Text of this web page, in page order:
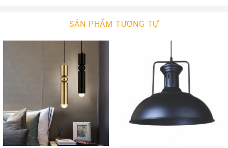
Phần đui đèn màu xi vàng tinh tế, tạo điểm nhấn
cho không gian. Sự kết hợp giữa thủy tinh và hợp
kim xi vàng không chỉ mang đến một vẻ đẹp hiện
đại mà còn phù hợp với nhiều phong cách thiết kế
nội thất khác nhau, từ cổ điển đến hiện đại.
SẢN PHẨM TƯƠNG TỰ